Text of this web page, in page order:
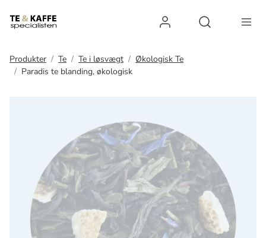
Log ind
Produkter Te Te i løsvægt
Økologisk Te
Paradis te blanding, økologisk